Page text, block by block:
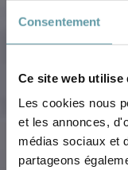
Consentement
Ce site web utilise
Les cookies nous
et les annonces,
médias sociaux et
partageons